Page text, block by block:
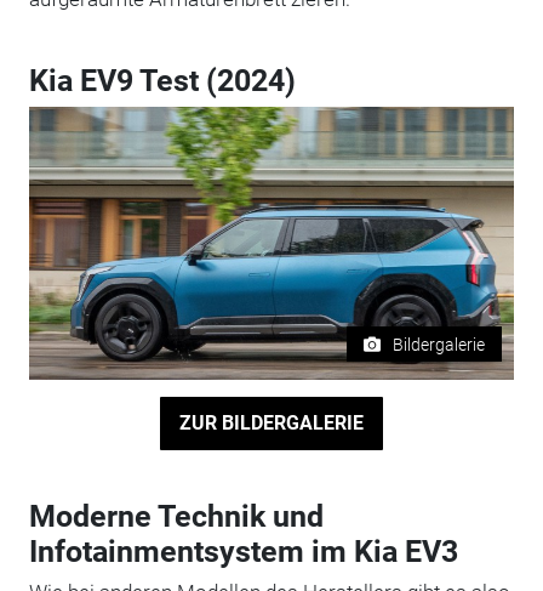
Kia EV9 Test (2024)
Bildergalerie
ZUR BILDERGALERIE
Moderne Technik und
Infotainmentsystem im Kia EV3